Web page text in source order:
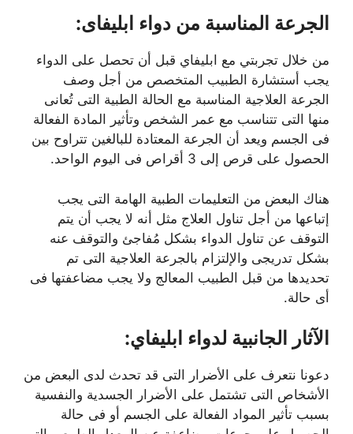
الجرعة المناسبة من دواء ابليفاى:
من خلال تجربتي مع ابليفاي قبل أن تحصل على الدواء
يجب أستشارة الطبيب المتخصص من أجل وصف
الجرعة العلاجية المناسبة مع الحالة الطبية التى تُعانى
منها التى تتناسب مع عمر الشخص وتأثير المادة الفعالة
فى الجسم ويعد أن الجرعة المعتادة للبالغين تتراوح بين
الحصول على قرص إلى 3 أقراص فى اليوم الواحد.
هناك البعض من التعليمات الطبية الهامة التى يجب
إتباعها من أجل تناول العلاج مثل أنه لا يجب أن يتم
التوقف عن تناول الدواء بشكل مُفاجئ والتوقف عنه
بشكل تدريجى والإلتزام بالجرعة العلاجية التى تم
تحديدها من قبل الطبيب المعالج ولا يجب مضاعفتها فى
أى حالة.
الآثار الجانبية لدواء ابليفاي:
دعونا نتعرف على الأضرار التى قد تحدث لدى البعض من
الأشخاص التى تشتمل على الأضرار الجسدية والنفسية
بسبب تأثير المواد الفعالة على الجسم أو فى حالة